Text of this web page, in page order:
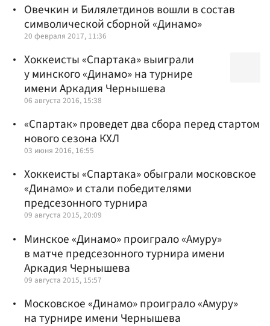
Овечкин и Билялетдинов вошли в состав
символической сборной «Динамо»
20 февраля 2017, 11:36
Хоккеисты «Спартака» выиграли
у минского «Динамо» на турнире
имени Аркадия Чернышева
06 августа 2016, 15:38
«Спартак» проведет два сбора перед стартом
нового сезона КХЛ
03 июня 2016, 16:55
Хоккеисты «Спартака» обыграли московское
«Динамо» и стали победителями
предсезонного турнира
09 августа 2015, 20:09
Минское «Динамо» проиграло «Амуру»
в матче предсезонного турнира имени
Аркадия Чернышева
09 августа 2015, 15:57
Московское «Динамо» проиграло «Амуру»
на турнире имени Чернышева